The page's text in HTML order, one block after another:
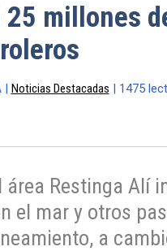
25 millones
| Noticias Destacadas | 1475
área Restinga Alí
el mar y otros
a